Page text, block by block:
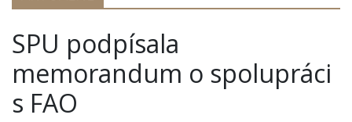
SPU podpísala
memorandum o spolupráci
s FAO